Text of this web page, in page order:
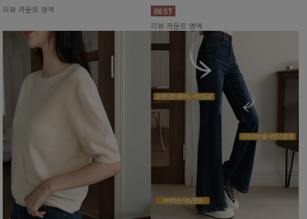
리뷰 카운트 영역
리뷰 카운트 영역